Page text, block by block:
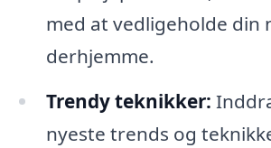
med at vedligeholde din
derhjemme.
Trendy teknikker:
nyeste trends og